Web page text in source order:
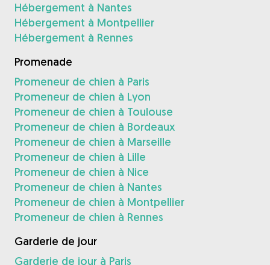
Hébergement à Nantes
Hébergement à Montpellier
Hébergement à Rennes
Promenade
Promeneur de chien à Paris
Promeneur de chien à Lyon
Promeneur de chien à Toulouse
Promeneur de chien à Bordeaux
Promeneur de chien à Marseille
Promeneur de chien à Lille
Promeneur de chien à Nice
Promeneur de chien à Nantes
Promeneur de chien à Montpellier
Promeneur de chien à Rennes
Garderie de jour
Garderie de jour à Paris